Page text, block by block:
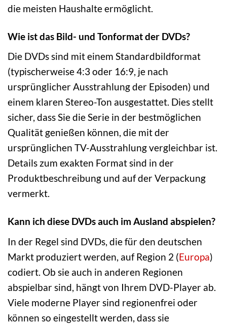
die meisten Haushalte ermöglicht.
Wie ist das Bild- und Tonformat der DVDs?
Die DVDs sind mit einem Standardbildformat
(typischerweise 4:3 oder 16:9, je nach
ursprünglicher Ausstrahlung der Episoden) und
einem klaren Stereo-Ton ausgestattet. Dies stellt
sicher, dass Sie die Serie in der bestmöglichen
Qualität genießen können, die mit der
ursprünglichen TV-Ausstrahlung vergleichbar ist.
Details zum exakten Format sind in der
Produktbeschreibung und auf der Verpackung
vermerkt.
Kann ich diese DVDs auch im Ausland abspielen?
In der Regel sind DVDs, die für den deutschen
Markt produziert werden, auf Region 2 (Europa)
codiert. Ob sie auch in anderen Regionen
abspielbar sind, hängt von Ihrem DVD-Player ab.
Viele moderne Player sind regionenfrei oder
können so eingestellt werden, dass sie